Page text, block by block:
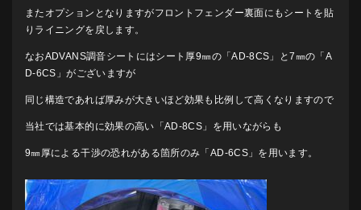
またオプションとなりますがフロントフェンダー裏面にもシートを貼
りライニングを戻します。
なおADVANS調音シートにはシート厚9㎜の「AD-8CS」と7㎜の「A
D-6CS」がございますが
同じ構造であれば厚みが大きいほど効果も比例して高くなりますので
当社では基本的に効果の高い「AD-8CS」を用いながらも
9㎜厚による干渉の恐れがある箇所のみ「AD-6CS」を用います。